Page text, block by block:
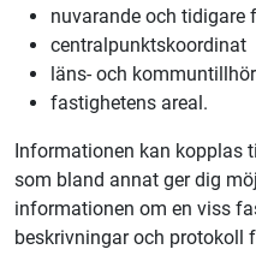
nuvarande och tidigare
centralpunktskoordinat
läns- och
fastighetens areal.
Informationen kan kopplas
som bland annat ger dig
informationen om en viss
beskrivningar och protokoll